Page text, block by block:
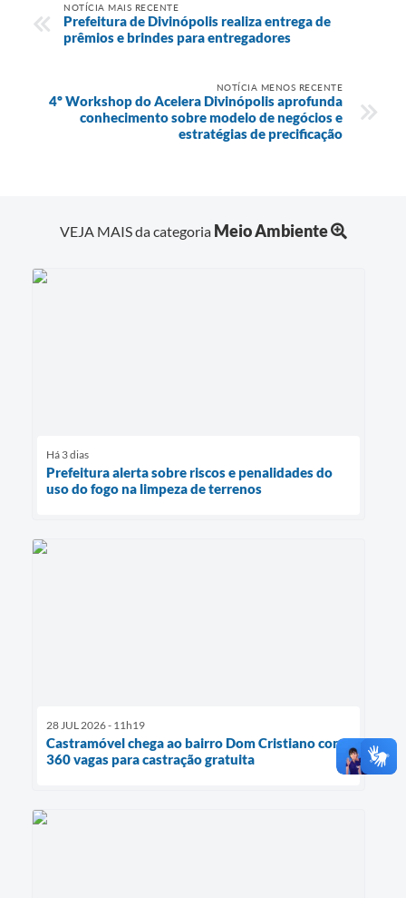
NOTÍCIA MAIS RECENTE
Prefeitura de Divinópolis realiza entrega de
prêmios e brindes para entregadores
NOTÍCIA MENOS RECENTE
4º Workshop do Acelera Divinópolis aprofunda
conhecimento sobre modelo de negócios e
estratégias de precificação
VEJA MAIS da categoria Meio Ambiente
Há 3 dias
Prefeitura alerta sobre riscos e penalidades do
uso do fogo na limpeza de terrenos
28 JUL 2026 - 11h19
Castramóvel chega ao bairro Dom Cristiano com
360 vagas para castração gratuita